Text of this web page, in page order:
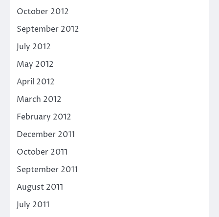
October 2012
September 2012
July 2012
May 2012
April 2012
March 2012
February 2012
December 2011
October 2011
September 2011
August 2011
July 2011